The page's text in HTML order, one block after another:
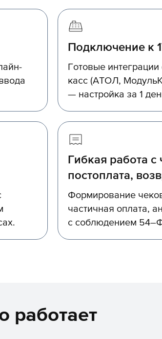
Подключение к
Готовые
касс (АТОЛ,
— настройка за 1
Гибкая работа
постоплата,
Формирование
частичная оплата,
с соблюдением
работает